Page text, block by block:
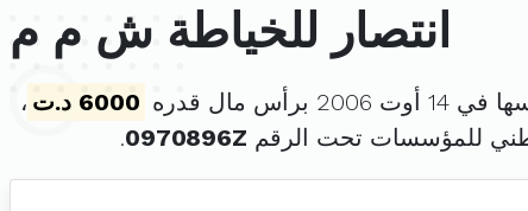
انتصار للخياطة ش م م
برأس مال قدره 6000 د.ت
،
للمؤسسات تحت الرقم 0970896Z
.